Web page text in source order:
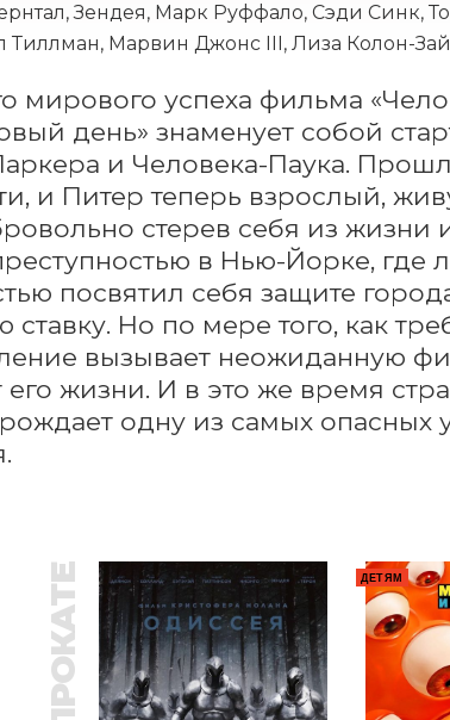
Зендея, Марк Руффало, Сэди Синк,
Тиллман, Марвин Джонс III, Лиза Колон-
мирового успеха фильма
день» знаменует собой
и Человека-Паука.
и Питер теперь взрослый,
стерев себя из жизни
в Нью-Йорке, где
посвятил себя защите
Но по мере того, как
вызывает неожиданную
его жизни. И в это же время
одну из самых опасных
В ПРОКАТЕ ДЕТЯМ